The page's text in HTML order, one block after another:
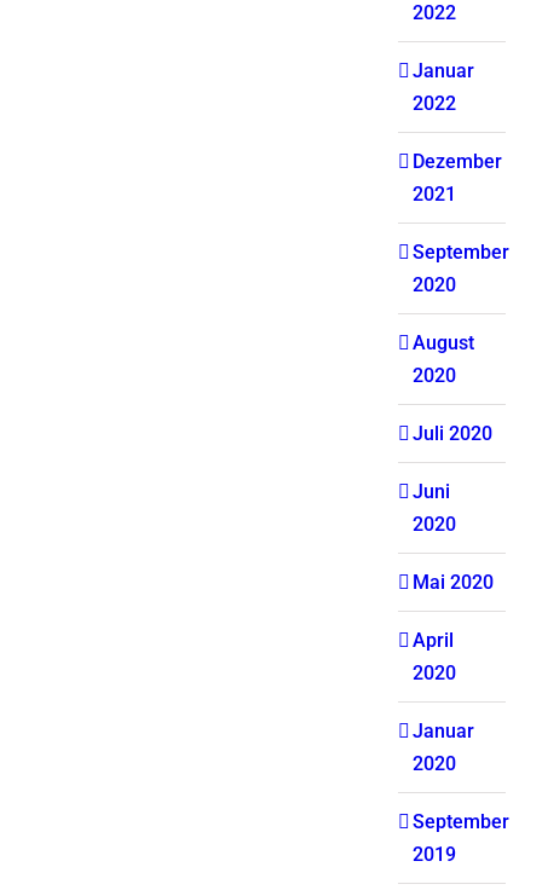
2022
Januar
2022
Dezember
2021
September
2020
August
2020
Juli 2020
Juni
2020
Mai 2020
April
2020
Januar
2020
September
2019